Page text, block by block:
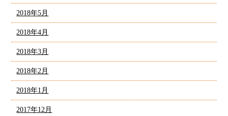
2018年5月
2018年4月
2018年3月
2018年2月
2018年1月
2017年12月